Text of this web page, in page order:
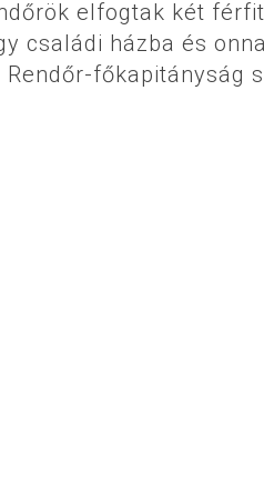
elfogtak két
családi házba és
főkapitányság